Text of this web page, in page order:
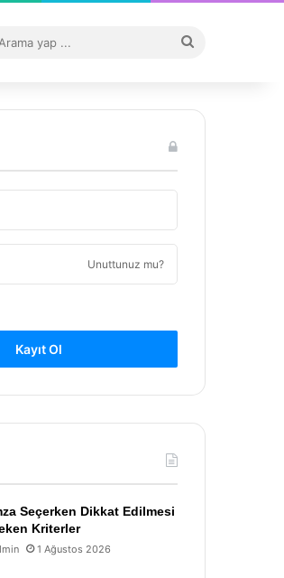
...
Unuttunuz mu?
Kayıt Ol
Seçerken Dikkat Edilmesi
Kriterler
1 Ağustos 2026